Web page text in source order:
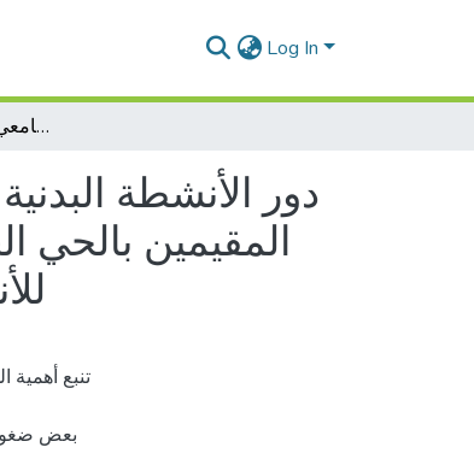
Log In
دور الأنشطة البدنية و الرياضية في التخفيف من بعض ضغوطات الحياة لدى الطلبة المقيمين بالحي الجامعي: دراسة مقارنة بين الطلبة الممارسين و غير الممارسين للأنشطة البدنية و الرياضية بالحي الجامعي 2000 سرير بمستغانم
دور الأنشطة
المقيمين بالحي
بعض